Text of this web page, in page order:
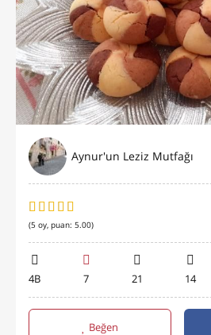
Aynur'un Leziz Mutfağı
(5 oy, puan: 5.00)
4B 7 21 14
Beğen